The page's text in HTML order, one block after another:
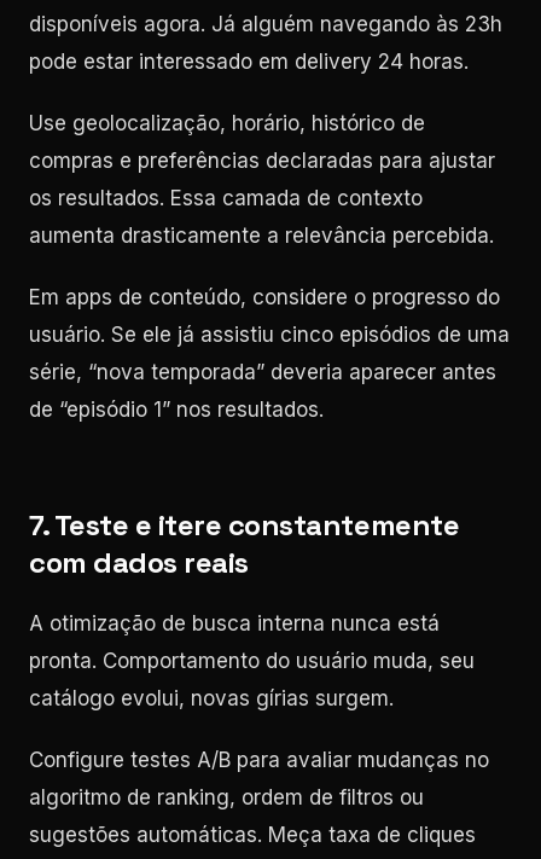
disponíveis agora. Já alguém navegando às 23h
pode estar interessado em delivery 24 horas.
Use geolocalização, horário, histórico de
compras e preferências declaradas para ajustar
os resultados. Essa camada de contexto
aumenta drasticamente a relevância percebida.
Em apps de conteúdo, considere o progresso do
usuário. Se ele já assistiu cinco episódios de uma
série, “nova temporada” deveria aparecer antes
de “episódio 1” nos resultados.
7. Teste e itere constantemente
com dados reais
A otimização de busca interna nunca está
pronta. Comportamento do usuário muda, seu
catálogo evolui, novas gírias surgem.
Configure testes A/B para avaliar mudanças no
algoritmo de ranking, ordem de filtros ou
sugestões automáticas. Meça taxa de cliques